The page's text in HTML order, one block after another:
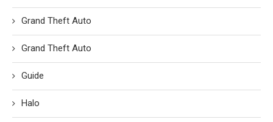
Grand Theft Auto
Grand Theft Auto
Guide
Halo